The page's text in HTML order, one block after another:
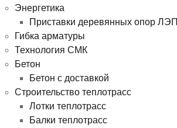
Энергетика
Приставки деревянных опор ЛЭП
Гибка арматуры
Технология СМК
Бетон
Бетон с доставкой
Строительство теплотрасс
Лотки теплотрасс
Балки теплотрасс